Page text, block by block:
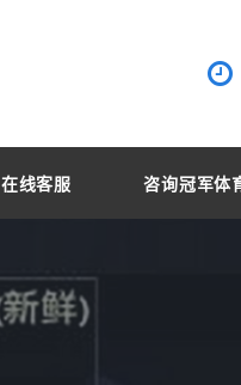
在线客服 咨询冠军体